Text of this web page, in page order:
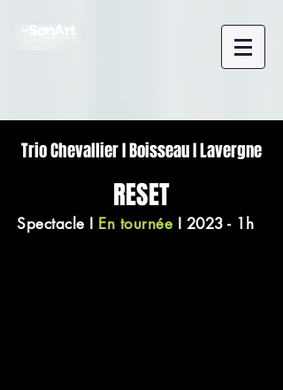
Trio Chevallier I Boisseau I Lavergne
RESET
Spectacle I En tournée I 2023 - 1h